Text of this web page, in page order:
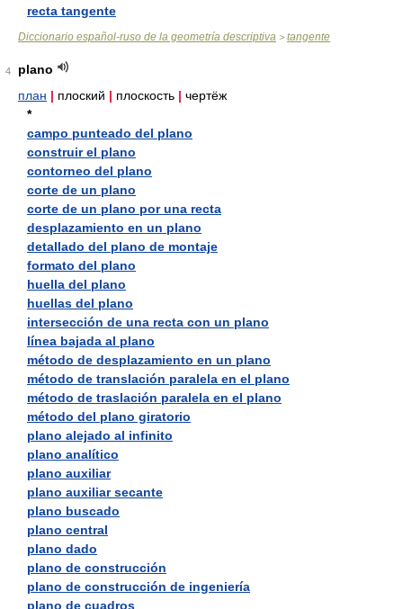
recta tangente
Diccionario español-ruso de la geometría descriptiva > tangente
4
plano
план | плоский | плоскость | чертёж
*
campo punteado del plano
construir el plano
contorneo del plano
corte de un plano
corte de un plano por una recta
desplazamiento en un plano
detallado del plano de montaje
formato del plano
huella del plano
huellas del plano
intersección de una recta con un plano
línea bajada al plano
método de desplazamiento en un plano
método de translación paralela en el plano
método de traslación paralela en el plano
método del plano giratorio
plano alejado al infinito
plano analítico
plano auxiliar
plano auxiliar secante
plano buscado
plano central
plano dado
plano de construcción
plano de construcción de ingeniería
plano de cuadros